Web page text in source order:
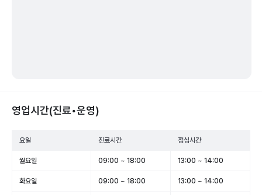
영업시간(진료•운영)
요일 진료시간 점심시간
월요일 09:00 ~ 18:00 13:00 ~ 14:00
화요일 09:00 ~ 18:00 13:00 ~ 14:00